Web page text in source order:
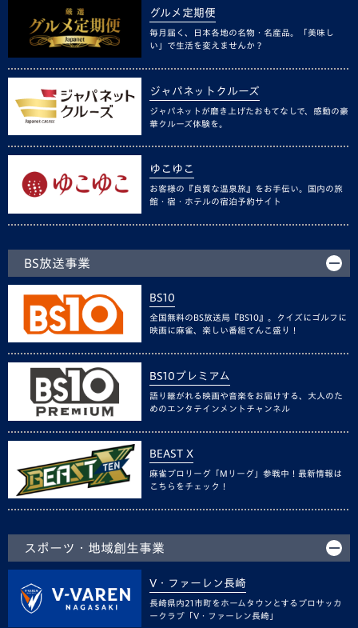
グルメ定期便
毎月届く、日本各地の名物・名産品。「美味し
い」で生活を変えませんか？
ジャパネットクルーズ
ジャパネットが磨き上げたおもてなしで、感動の豪
華クルーズ体験を。
ゆこゆこ
お客様の『良質な温泉旅』をお手伝い。国内の旅
館・宿・ホテルの宿泊予約サイト
BS放送事業
BS10
全国無料のBS放送局『BS10』。クイズにゴルフに
映画に麻雀、楽しい番組てんこ盛り！
BS10プレミアム
語り継がれる映画や音楽をお届けする、大人のた
めのエンタテインメントチャンネル
BEAST X
麻雀プロリーグ「Mリーグ」参戦中！最新情報は
こちらをチェック！
スポーツ・地域創生事業
V・ファーレン長崎
長崎県内21市町をホームタウンとするプロサッカ
ークラブ「V・ファーレン長崎」